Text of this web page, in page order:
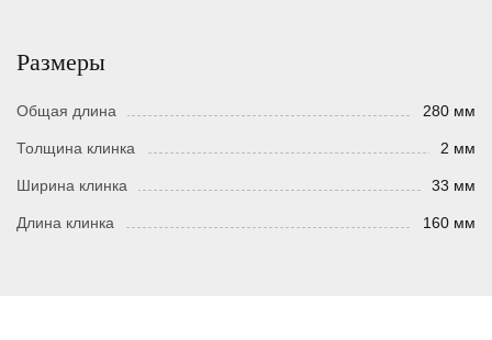
Размеры
Общая длина 280 мм
Толщина клинка 2 мм
Ширина клинка 33 мм
Длина клинка 160 мм